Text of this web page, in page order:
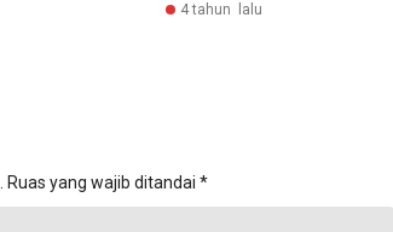
4 tahun lalu
Ruas yang wajib ditandai *